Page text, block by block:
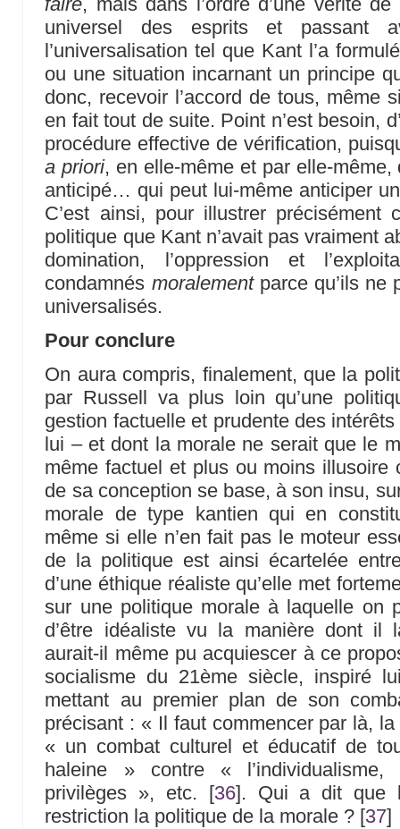
universel des esprits et passant
l’universalisation tel que Kant l’a
ou une situation incarnant un principe
donc, recevoir l’accord de tous, même
en fait tout de suite. Point n’est besoin,
procédure effective de vérification,
a priori, en elle-même et par elle-
anticipé… qui peut lui-même anticiper
C’est ainsi, pour illustrer précisément
politique que Kant n’avait pas vraiment
domination, l’oppression et
condamnés moralementparce qu’ils ne
universalisés.
Pour conclure
On aura compris, finalement, que la
par Russell va plus loin qu’une
gestion factuelle et prudente des
lui – et dont la morale ne serait que le
même factuel et plus ou moins illusoire
de sa conception se base, à son insu,
morale de type kantien qui en
même si elle n’en fait pas le moteur
de la politique est ainsi écartelée
d’une éthique réaliste qu’elle met
sur une politique morale à laquelle on
d’être idéaliste vu la manière dont il
aurait-il même pu acquiescer à ce
socialisme du 21ème siècle, inspiré
mettant au premier plan de son
précisant : « Il faut commencer par là,
« un combat culturel et éducatif de
haleine » contre «
privilèges », etc. [36] . Qui a dit que
restriction la politique de la morale ? [37]